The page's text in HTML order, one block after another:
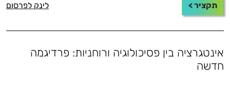
תקציר > לינק לפרסום
אינטגרציה בין פסיכולוגיה ורוחניות: פרדיגמה
חדשה